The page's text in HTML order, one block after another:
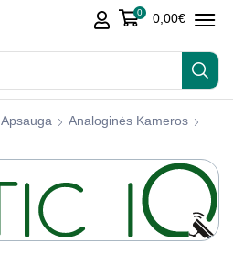
0 0,00€
Analoginės Kameros